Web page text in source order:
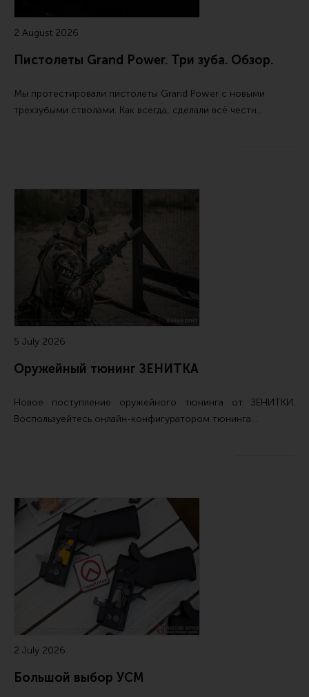
Новости
Мероприятия
Обзоры
Фотоотчеты
2 August 2026
Пистолеты Grand Power. Три зуба. Обзор.
Мы протестировали пистолеты Grand Power с новыми
трехзубыми стволами. Как всегда, сделали всё честн…
5 July 2026
Оружейный тюнинг ЗЕНИТКА
Новое поступление оружейного тюнинга от ЗЕНИТКИ.
Воспользуейтесь онлайн-конфигуратором тюнинга…
2 July 2026
Большой выбор УСМ